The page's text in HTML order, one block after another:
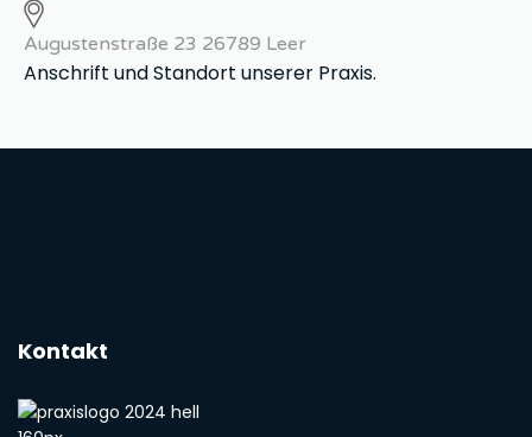
Augustenstraße 23 26789 Leer
Anschrift und Standort unserer Praxis.
Kontakt